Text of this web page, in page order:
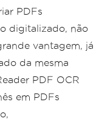
PDFs
digitalizado, não
vantagem, já
da mesma
PDF OCR
em PDFs